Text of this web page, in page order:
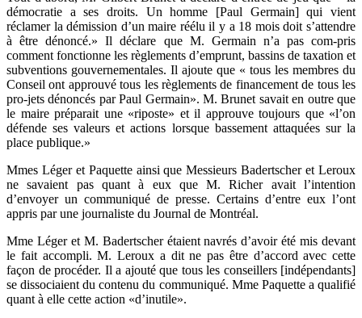
démocratie a ses droits. Un homme [Paul Germain] qui vient
réclamer la démission d’un maire réélu il y a 18 mois doit s’attendre
à être dénoncé.» Il déclare que M. Germain n’a pas com-pris
comment fonctionne les règlements d’emprunt, bassins de taxation et
subventions gouvernementales. Il ajoute que « tous les membres du
Conseil ont approuvé tous les règlements de financement de tous les
pro-jets dénoncés par Paul Germain». M. Brunet savait en outre que
le maire préparait une «riposte» et il approuve toujours que «l’on
défende ses valeurs et actions lorsque bassement attaquées sur la
place publique.»
Mmes Léger et Paquette ainsi que Messieurs Badertscher et Leroux
ne savaient pas quant à eux que M. Richer avait l’intention
d’envoyer un communiqué de presse. Certains d’entre eux l’ont
appris par une journaliste du Journal de Montréal.
Mme Léger et M. Badertscher étaient navrés d’avoir été mis devant
le fait accompli. M. Leroux a dit ne pas être d’accord avec cette
façon de procéder. Il a ajouté que tous les conseillers [indépendants]
se dissociaient du contenu du communiqué. Mme Paquette a qualifié
quant à elle cette action «d’inutile».